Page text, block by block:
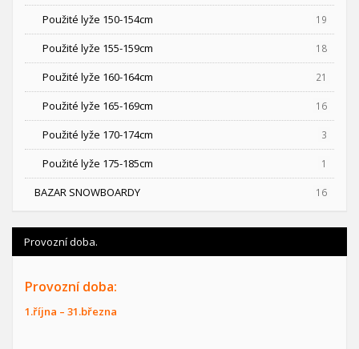
Použité lyže 150-154cm 19
Použité lyže 155-159cm 18
Použité lyže 160-164cm 21
Použité lyže 165-169cm 16
Použité lyže 170-174cm 3
Použité lyže 175-185cm 1
BAZAR SNOWBOARDY 16
Provozní doba.
Provozní doba:
1.října – 31.března